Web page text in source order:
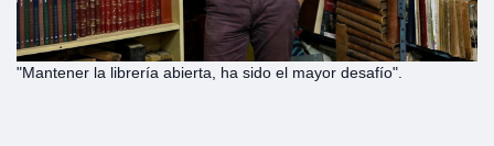
"Mantener la librería abierta, ha sido el mayor desafío".